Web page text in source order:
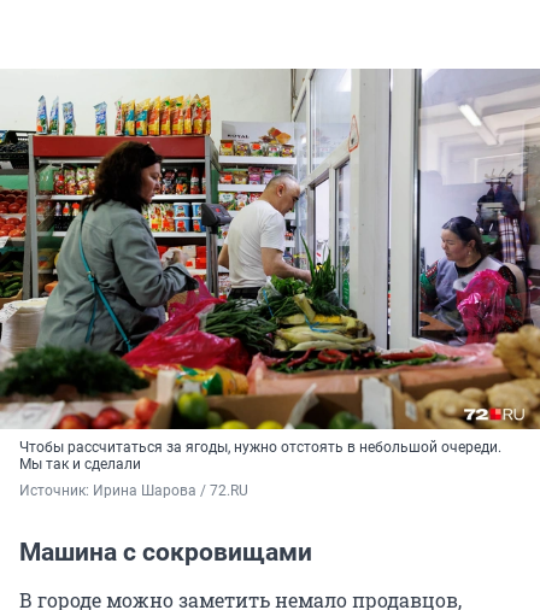
Чтобы рассчитаться за ягоды, нужно отстоять в небольшой очереди.
Мы так и сделали
Источник: Ирина Шарова / 72.RU
Машина с сокровищами
В городе можно заметить немало продавцов,